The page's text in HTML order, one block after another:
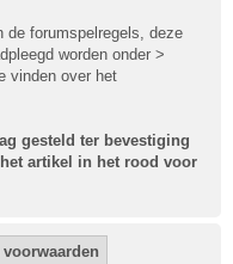
de forumspelregels, deze
worden onder >
vinden over het
gesteld ter bevestiging
artikel in het rood voor